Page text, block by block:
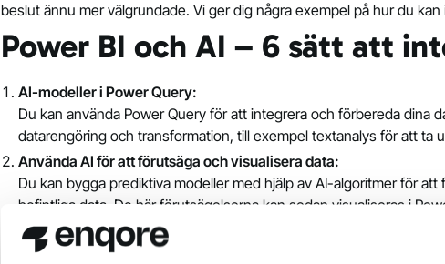
beslut ännu mer välgrundade. Vi ger dig några exempel på hur du kan
Power BI och AI – 6 sätt att
AI-modeller i Power Query:
Du kan använda Power Query för att integrera och förbereda dina
datarengöring och transformation, till exempel textanalys för att ta
Använda AI för att förutsäga och visualisera data:
Du kan bygga prediktiva modeller med hjälp av AI-algoritmer för
befintliga data. De här förutsägelserna kan sedan visualiseras i
Integrera Power BI med Azure Machine Learning:
Power BI kan integreras med Azure Machine Learning för att